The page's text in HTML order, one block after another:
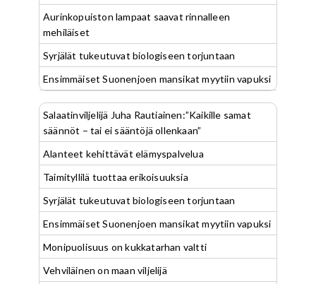
Aurinkopuiston lampaat saavat rinnalleen
mehiläiset
Syrjälät tukeutuvat biologiseen torjuntaan
Ensimmäiset Suonenjoen mansikat myytiin vapuksi
Salaatinviljelijä Juha Rautiainen:”Kaikille samat
säännöt – tai ei sääntöjä ollenkaan”
Alanteet kehittävät elämyspalvelua
Taimityllilä tuottaa erikoisuuksia
Syrjälät tukeutuvat biologiseen torjuntaan
Ensimmäiset Suonenjoen mansikat myytiin vapuksi
Monipuolisuus on kukkatarhan valtti
Vehviläinen on maan viljelijä